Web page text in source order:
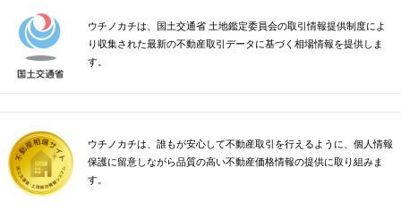
ウチノカチは、国土交通省 土地鑑定委員会の取引情報提供制度によ
り収集された最新の不動産取引データに基づく相場情報を提供しま
す。
ウチノカチは、誰もが安心して不動産取引を行えるように、個人情報
保護に留意しながら品質の高い不動産価格情報の提供に取り組みま
す。